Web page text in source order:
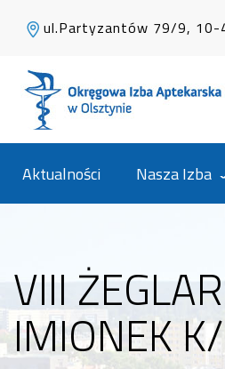
ul.Partyzantów 79/9, 10-
Aktualności Nasza Izba
VIII
IMIONEK